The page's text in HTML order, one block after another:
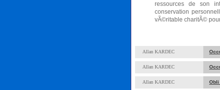
ressources de son
conservation
vÃ©ritable charitÃ©
Allan KARDEC
Allan KARDEC
Allan KARDEC Obli